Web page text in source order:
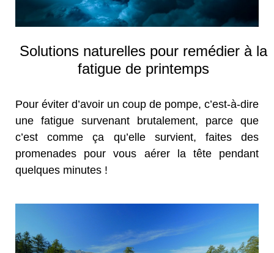
Solutions naturelles pour remédier à la
fatigue de printemps
Pour éviter d’avoir un coup de pompe, c’est-à-dire
une fatigue survenant brutalement, parce que
c’est comme ça qu’elle survient, faites des
promenades pour vous aérer la tête pendant
quelques minutes !